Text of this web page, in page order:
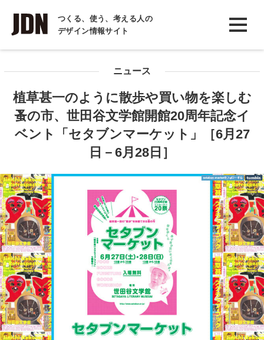
つくる、使う、考える人の
デザイン情報サイト
INTERVIEW
インタビュー
COLUMN
コラム
ニュース
植草甚一のように散歩や買い物を楽しむ
蚤の市、世田谷文学館開館20周年記念イ
ベント「セタブンマーケット」［6月27
日－6月28日］